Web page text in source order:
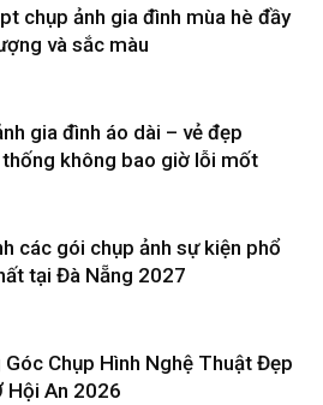
chụp ảnh gia đình mùa hè đầy
và sắc màu
gia đình áo dài – vẻ đẹp
không bao giờ lỗi mốt
các gói chụp ảnh sự kiện phổ
tại Đà Nẵng 2027
Góc Chụp Hình Nghệ Thuật Đẹp
Hội An 2026